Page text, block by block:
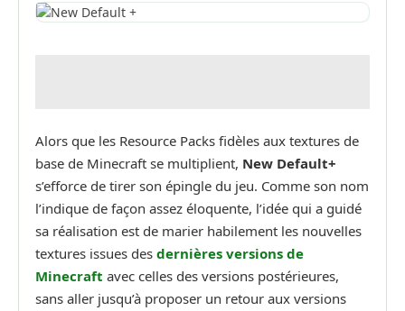
Alors que les Resource Packs fidèles aux textures de
base de Minecraft se multiplient, New Default+
s’efforce de tirer son épingle du jeu. Comme son nom
l’indique de façon assez éloquente, l’idée qui a guidé
sa réalisation est de marier habilement les nouvelles
textures issues des dernières versions de
Minecraft avec celles des versions postérieures,
sans aller jusqu’à proposer un retour aux versions